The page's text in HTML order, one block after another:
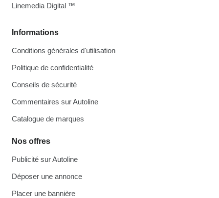
Informations
Conditions générales d'utilisation
Politique de confidentialité
Conseils de sécurité
Commentaires sur Autoline
Catalogue de marques
Nos offres
Publicité sur Autoline
Déposer une annonce
Placer une bannière
Linemedia Digital ™